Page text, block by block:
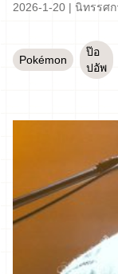
2026-1-20 | นิทรรศ
Pokémon
ป๊อ
ปอัพ